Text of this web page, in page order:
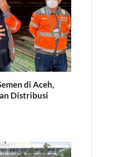
di Aceh,
Distribusi